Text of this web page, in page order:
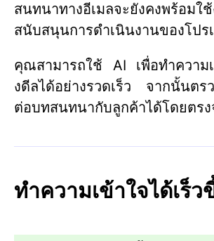
สนทนาทางอีเมลจะยังคงพร้อมใช้
สนับสนุนการดำเนินงานของโปร
คุณสามารถใช้ AI เพื่อทำความ
งดีลได้อย่างรวดเร็ว จากนั้นตร
ต่อบทสนทนากับลูกค้าได้โดยตรง
ทำความเข้าใจได้เร็